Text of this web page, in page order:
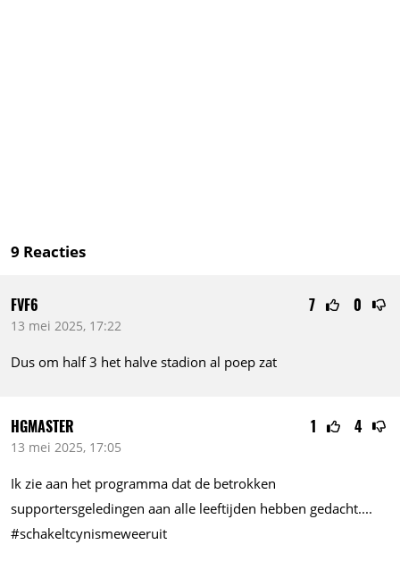
9 Reacties
7 0
FVF6
13 mei 2025, 17:22
Dus om half 3 het halve stadion al poep zat
1 4
HGMASTER
13 mei 2025, 17:05
Ik zie aan het programma dat de betrokken
supportersgeledingen aan alle leeftijden hebben gedacht....
#schakeltcynismeweeruit